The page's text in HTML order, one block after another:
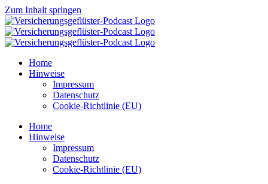
Zum Inhalt springen
Home
Hinweise
Impressum
Datenschutz
Cookie-Richtlinie (EU)
Home
Hinweise
Impressum
Datenschutz
Cookie-Richtlinie (EU)